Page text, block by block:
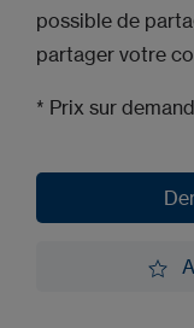
possible de
partager votre
* Prix sur